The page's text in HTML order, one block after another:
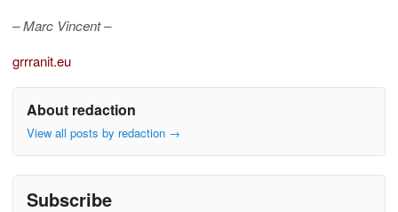
– Marc Vincent –
grrranit.eu
About redaction
View all posts by redaction →
Subscribe